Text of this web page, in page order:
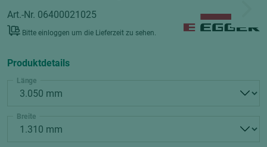
Art.-Nr. 06400021025
Bitte einloggen um die Lieferzeit zu sehen.
Produktdetails
Länge
Breite